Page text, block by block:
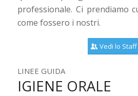
professionale. Ci prendiamo
come fossero i nostri.
Vedi lo Staff
LINEE GUIDA
IGIENE ORALE